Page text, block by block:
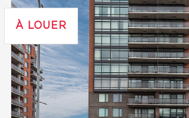
À LOUER